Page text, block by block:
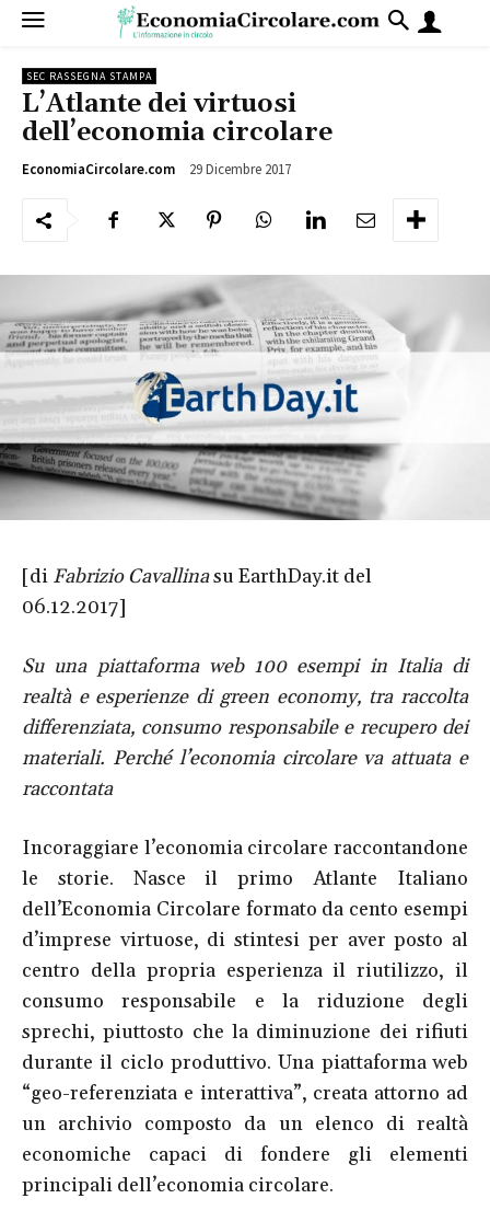
SEC RASSEGNA STAMPA
L’Atlante dei virtuosi
dell’economia circolare
EconomiaCircolare.com 29 Dicembre 2017
[di Fabrizio Cavallinasu EarthDay.it del
06.12.2017]
Su una piattaforma web 100 esempi in Italia di
realtà e esperienze di green economy, tra raccolta
differenziata, consumo responsabile e recupero dei
materiali. Perché l’economia circolare va attuata e
raccontata
Incoraggiare l’economia circolare raccontandone
le storie. Nasce il primo Atlante Italiano
dell’Economia Circolare formato da cento esempi
d’imprese virtuose, di stintesi per aver posto al
centro della propria esperienza il riutilizzo, il
consumo responsabile e la riduzione degli
sprechi, piuttosto che la diminuzione dei rifiuti
durante il ciclo produttivo. Una piattaforma web
“geo-referenziata e interattiva”, creata attorno ad
un archivio composto da un elenco di realtà
economiche capaci di fondere gli elementi
principali dell’economia circolare.